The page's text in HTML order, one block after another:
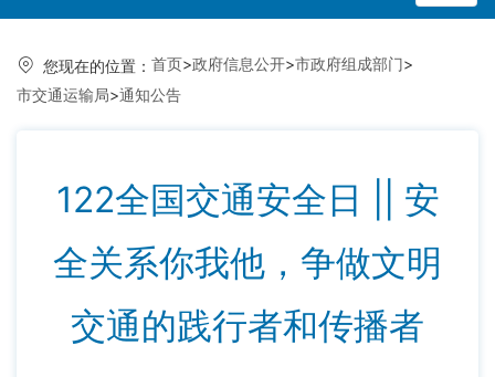
您现在的位置： 首页>政府信息公开>市政府组成部门>
市交通运输局>通知公告
122全国交通安全日 || 安
全关系你我他，争做文明
交通的践行者和传播者